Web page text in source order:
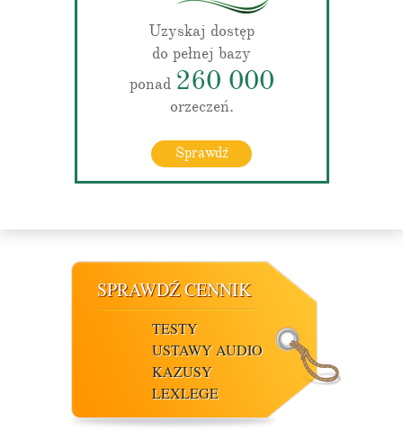
Uzyskaj dostęp
do pełnej bazy
ponad 260 000
orzeczeń.
Sprawdź
SPRAWDŹ CENNIK
TESTY
USTAWY AUDIO
KAZUSY
LEXLEGE